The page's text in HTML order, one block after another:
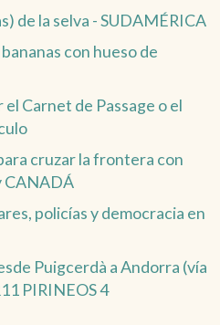
de la selva - SUDAMÉRICA
con hueso de
Carnet de Passage o el
cruzar la frontera con
CANADÁ
policías y democracia en
Puigcerdà a Andorra (vía
PIRINEOS 4